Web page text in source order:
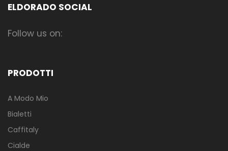
ELDORADO SOCIAL
Follow us on:
PRODOTTI
A Modo Mio
Bialetti
Caffitaly
Cialde